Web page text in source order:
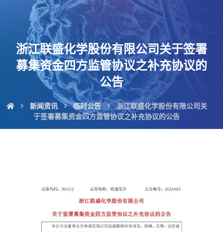
浙江联盛化学股份有限公司关于签署
募集资金四方监管协议之补充协议的
公告
新闻资讯 临时公告
浙江联盛化学股份有限公司关
于签署募集资金四方监管协议之补充协议的公告